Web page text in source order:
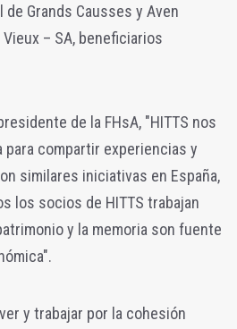
de Grands Causses y Aven
– SA, beneficiarios
de la FHsA, "HITTS nos
para compartir experiencias y
similares iniciativas en España,
los socios de HITTS trabajan
y la memoria son fuente
y trabajar por la cohesión